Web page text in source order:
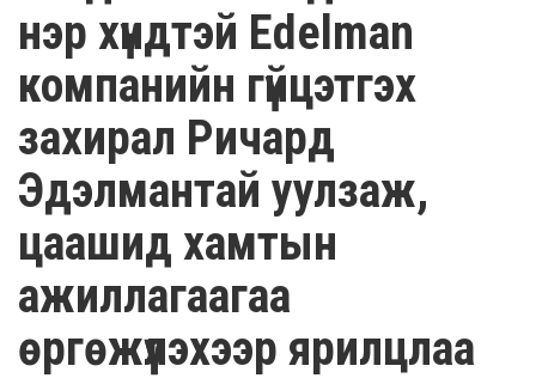
нэр хүндтэй Edelman
компанийн гүйцэтгэх
захирал Ричард
Эдэлмантай уулзаж,
цаашид хамтын
ажиллагаагаа
өргөжүүлэхээр ярилцлаа